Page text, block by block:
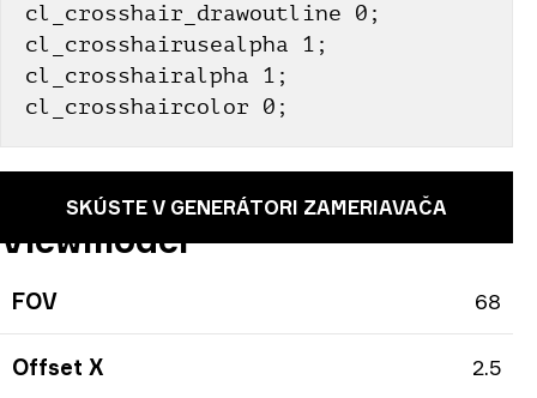
cl_crosshair_drawoutline 0;
cl_crosshairusealpha 1;
cl_crosshairalpha 1;
cl_crosshaircolor 0;
SKÚSTE V GENERÁTORI ZAMERIAVAČA
Viewmodel
FOV 68
Offset X 2.5